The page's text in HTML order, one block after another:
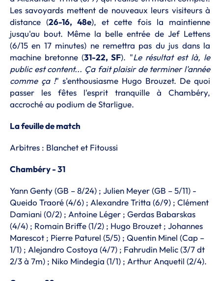
Les savoyards mettent de nouveaux leurs visiteurs à
distance (26-16, 48e), et cette fois la maintienne
jusqu'au bout. Même la belle entrée de Jef Lettens
(6/15 en 17 minutes) ne remettra pas du jus dans la
machine bretonne (31-22, SF). "Le résultat est là, le
public est content... Ça fait plaisir de terminer l'année
comme ça !" s'enthousiasme Hugo Brouzet. De quoi
passer les fêtes l'esprit tranquille à Chambéry,
accroché au podium de Starligue.
La feuille de match
Arbitres : Blanchet et Fitoussi
Chambéry - 31
Yann Genty (GB – 8/24) ; Julien Meyer (GB – 5/11) -
Queido Traoré (4/6) ; Alexandre Tritta (6/9) ; Clément
Damiani (0/2) ; Antoine Léger ; Gerdas Babarskas
(4/4) ; Romain Briffe (1/2) ; Hugo Brouzet ; Johannes
Marescot ; Pierre Paturel (5/5) ; Quentin Minel (Cap –
1/1) ; Alejandro Costoya (4/7) ; Fahrudin Melic (3/7 dt
2/3 à 7m) ; Niko Mindegia (1/1) ; Arthur Anquetil (2/4).